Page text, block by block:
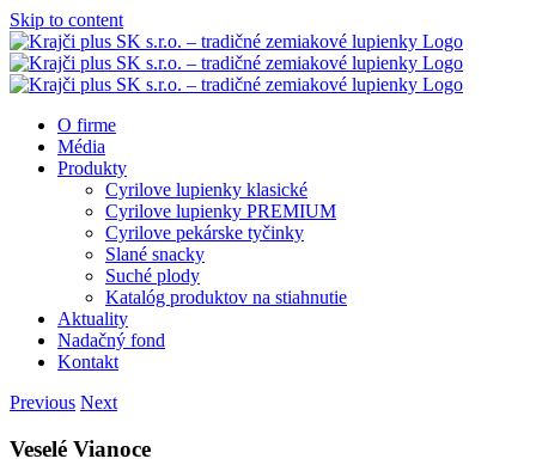
Skip to content
O firme
Média
Produkty
Cyrilove lupienky klasické
Cyrilove lupienky PREMIUM
Cyrilove pekárske tyčinky
Slané snacky
Suché plody
Katalóg produktov na stiahnutie
Aktuality
Nadačný fond
Kontakt
Previous Next
Veselé Vianoce